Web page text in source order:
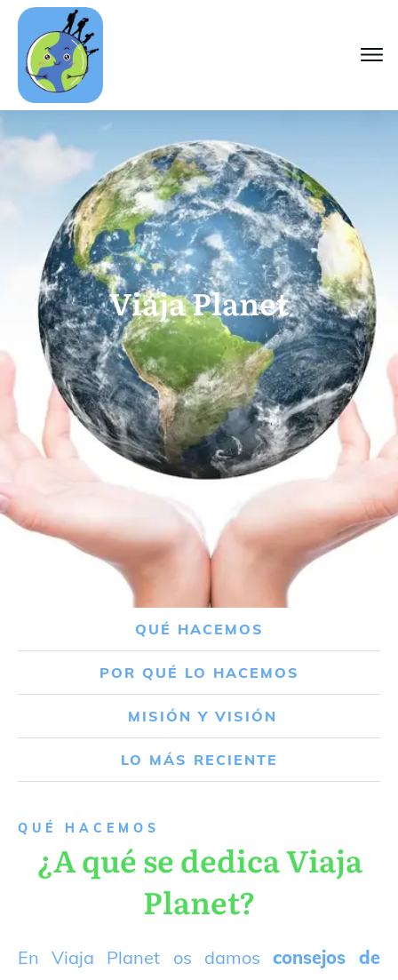
Viaja Planet
QUÉ HACEMOS
POR QUÉ LO HACEMOS
MISIÓN Y VISIÓN
LO MÁS RECIENTE
QUÉ HACEMOS
¿A qué se dedica Viaja
Planet?
En Viaja Planet os damos consejos de